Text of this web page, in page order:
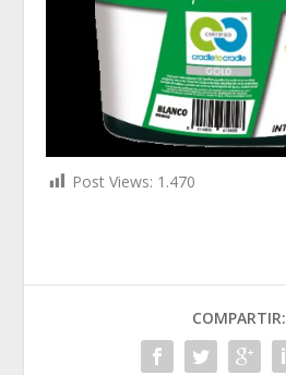
Post Views: 1.470
COMPARTIR: